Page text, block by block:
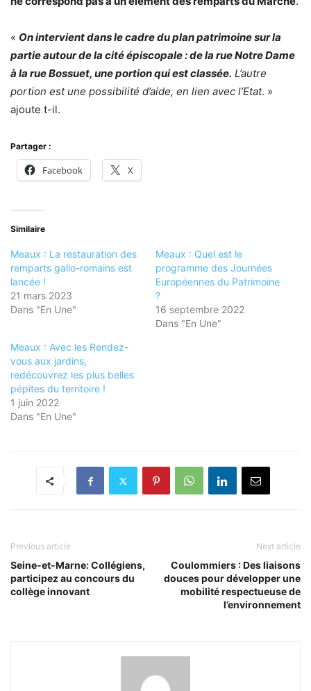
« On intervient dans le cadre du plan patrimoine sur la
partie autour de la cité épiscopale : de la rue Notre Dame
à la rue Bossuet, une portion qui est classée. L’autre
portion est une possibilité d’aide, en lien avec l’Etat. »
ajoute t-il.
Partager :
Facebook X
Similaire
Meaux : La restauration des
remparts gallo-romains est
lancée !
21 mars 2023
Dans "En Une"
Meaux : Quel est le
programme des Journées
Européennes du Patrimoine
?
16 septembre 2022
Dans "En Une"
Meaux : Avec les Rendez-
vous aux jardins,
redécouvrez les plus belles
pépites du territoire !
1 juin 2022
Dans "En Une"
Previous article
Seine-et-Marne: Collégiens,
participez au concours du
collège innovant
Next article
Coulommiers : Des liaisons
douces pour développer une
mobilité respectueuse de
l’environnement